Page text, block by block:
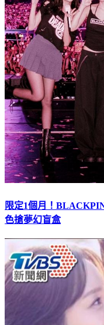
限定1個月！
色搶夢幻盲盒